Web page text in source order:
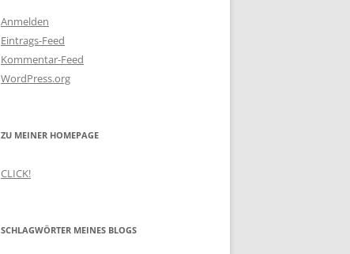
Anmelden
Eintrags-Feed
Kommentar-Feed
WordPress.org
ZU MEINER HOMEPAGE
CLICK!
SCHLAGWÖRTER MEINES BLOGS